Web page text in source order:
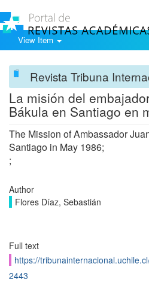
View Item
Revista Tribuna
La misión del
Bákula en Santiago en
The Mission of Ambassador
Santiago in May 1986;
;
Author
Flores Díaz, Sebastián
Full text
https://
2443